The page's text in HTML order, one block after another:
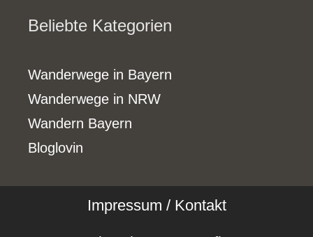
Beliebte Kategorien
Wanderwege in Bayern
Wanderwege in NRW
Wandern Bayern
Bloglovin
Impressum / Kontakt